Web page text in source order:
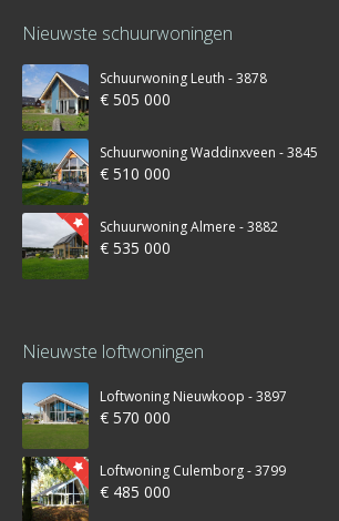
Nieuwste schuurwoningen
Schuurwoning Leuth - 3878
€ 505 000
Schuurwoning Waddinxveen - 3845
€ 510 000
Schuurwoning Almere - 3882
€ 535 000
Nieuwste loftwoningen
Loftwoning Nieuwkoop - 3897
€ 570 000
Loftwoning Culemborg - 3799
€ 485 000